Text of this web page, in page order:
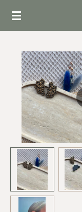
Ga
hoofdinhoud